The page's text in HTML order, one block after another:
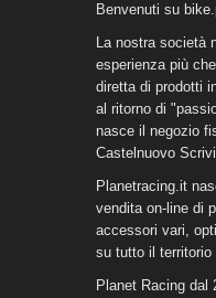
Benvenuti su
La nostra società
esperienza più
diretta di prodotti
al ritorno di
nasce il negozio
Castelnuovo
Planetracing.it
vendita on-line di
accessori vari,
su tutto il territorio
Planet Racing dal